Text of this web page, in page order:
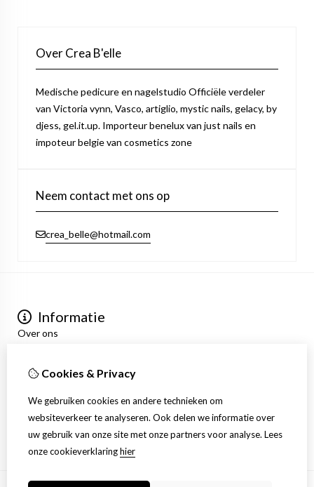
Over Crea B'elle
Medische pedicure en nagelstudio Officiële verdeler
van Victoria vynn, Vasco, artiglio, mystic nails, gelacy, by
djess, gel.it.up. Importeur benelux van just nails en
impoteur belgie van cosmetics zone
Neem contact met ons op
crea_belle@hotmail.com
Informatie
Over ons
Algemene voorwaarden
Mijn account
Inloggen
Bestelhistorie
Verlanglijst
Nieuwsbrief
Cookies & Privacy
We gebruiken cookies en andere technieken om
websiteverkeer te analyseren. Ook delen we informatie over
uw gebruik van onze site met onze partners voor analyse. Lees
onze cookieverklaringhier